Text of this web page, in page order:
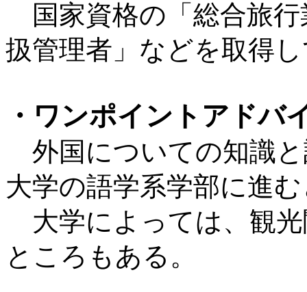
国家資格の「総合旅行
扱管理者」などを取得
・ワンポイントアドバ
外国についての知識
大学の語学系学部に進
大学によっては、観
ところもある。